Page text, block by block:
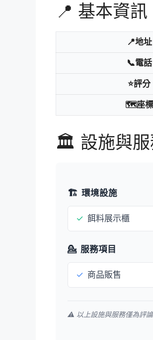
📍 基本資訊
📍地址
📞電話
⭐評分
🗺️座標
🏛️ 設施與服
🏗️ 環境設施
✓ 餌料展示櫃
💁 服務項目
✓ 商品販售
⚠️ 以上設施與服務僅為評